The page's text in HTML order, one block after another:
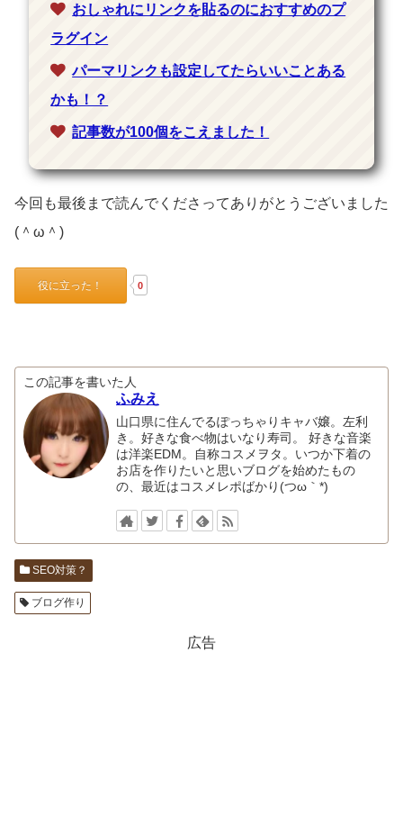
おしゃれにリンクを貼るのにおすすめのプ
ラグイン
パーマリンクも設定してたらいいことある
かも！？
記事数が100個をこえました！
今回も最後まで読んでくださってありがとうございました
(＾ω＾)
役に立った！ 0
この記事を書いた人
ふみえ
山口県に住んでるぽっちゃりキャバ嬢。左利
き。好きな食べ物はいなり寿司。 好きな音楽
は洋楽EDM。自称コスメヲタ。いつか下着の
お店を作りたいと思いブログを始めたもの
の、最近はコスメレポばかり(つω｀*)
SEO対策？
ブログ作り
広告